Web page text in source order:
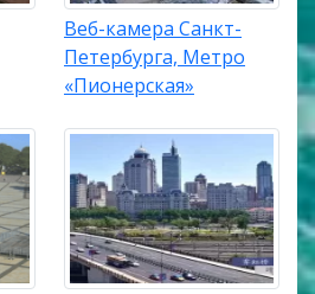
Веб-камера Санкт-
Петербурга, Метро
«Пионерская»